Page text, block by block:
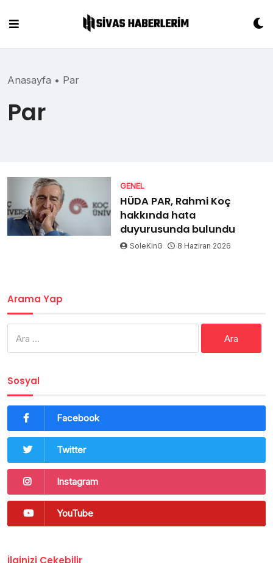
content
Anasayfa • Par
Par
GENEL
HÜDA PAR, Rahmi Koç
hakkında hata
duyurusunda bulundu
SoleKinG 8 Haziran 2026
Arama Yap
Sosyal
Facebook
Twitter
Instagram
YouTube
İlginizi Çekebilir